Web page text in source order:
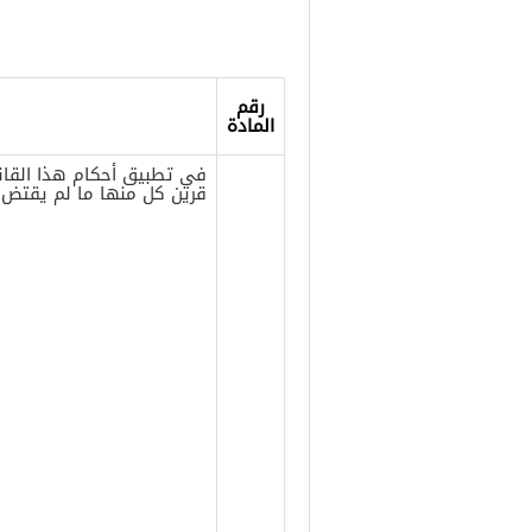
رقم
المادة
في تطبيق أحكام هذا
قرين كل منها ما لم